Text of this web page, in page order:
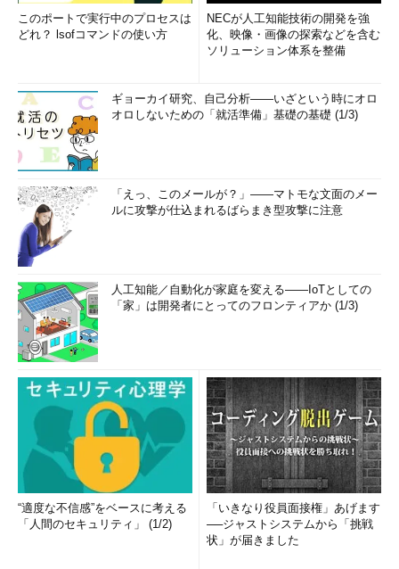
このポートで実行中のプロセスは
どれ？ lsofコマンドの使い方
NECが人工知能技術の開発を強
化、映像・画像の探索などを含む
ソリューション体系を整備
ギョーカイ研究、自己分析――いざという時にオロ
オロしないための「就活準備」基礎の基礎 (1/3)
「えっ、このメールが？」――マトモな文面のメー
ルに攻撃が仕込まれるばらまき型攻撃に注意
人工知能／自動化が家庭を変える――IoTとしての
「家」は開発者にとってのフロンティアか (1/3)
“適度な不信感”をベースに考える
「人間のセキュリティ」 (1/2)
「いきなり役員面接権」あげます
──ジャストシステムから「挑戦
状」が届きました